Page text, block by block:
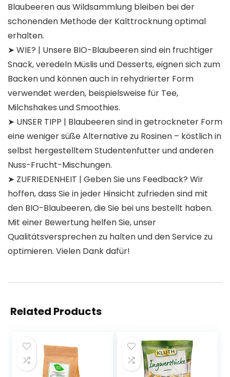
Blaubeeren aus Wildsammlung bleiben bei der
schonenden Methode der Kalttrocknung optimal
erhalten.
➤ WIE? | Unsere BIO-Blaubeeren sind ein fruchtiger
Snack, veredeln Müslis und Desserts, eignen sich zum
Backen und können auch in rehydrierter Form
verwendet werden, beispielsweise für Tee,
Milchshakes und Smoothies.
➤ UNSER TIPP | Blaubeeren sind in getrockneter Form
eine weniger süße Alternative zu Rosinen – köstlich in
selbst hergestelltem Studentenfutter und anderen
Nuss-Frucht-Mischungen.
➤ ZUFRIEDENHEIT | Geben Sie uns Feedback? Wir
hoffen, dass Sie in jeder Hinsicht zufrieden sind mit
den BIO-Blaubeeren, die Sie bei uns bestellt haben.
Mit einer Bewertung helfen Sie, unser
Qualitätsversprechen zu halten und den Service zu
optimieren. Vielen Dank dafür!
Related Products